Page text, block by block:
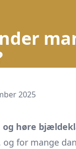
2025
og høre
for mange